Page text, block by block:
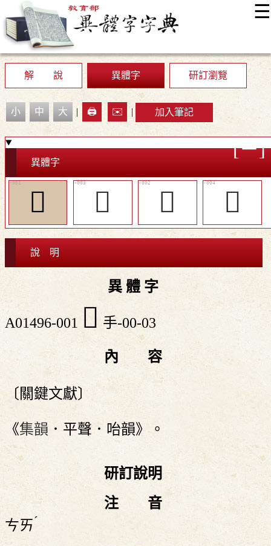
☰
最新消息
顯示模式
網站導覽
EN
解 說
異體字 研訂瀏覽
小 中 大 | 🖨️ ✉️ | 加入筆記
異體字
󲌨 󲌪 󲌩 󲌫
說 明
異 體 字
A01496-001 󲌨 手-00-03
內 容
〔關鍵文獻〕
《集韻 ．平聲．咍韻》。
研訂說明
注 音
ㄘㄞˊ